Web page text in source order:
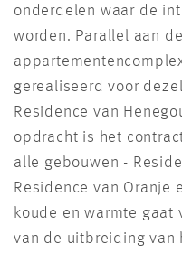
onderdelen waar de
worden. Parallel aan
gerealiseerd voor
Residence van
opdracht is het
alle gebouwen -
Residence van Oranje
koude en warmte gaat
van de uitbreiding van